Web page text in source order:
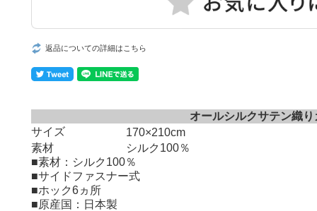
返品についての詳細はこちら
オールシルクサテン織り
サイズ
170×210cm
素材
シルク100％
■素材：シルク100％
■サイドファスナー式
■ホック6ヵ所
■原産国：日本製